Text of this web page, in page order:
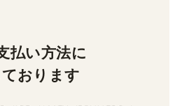
払い方法に
おります